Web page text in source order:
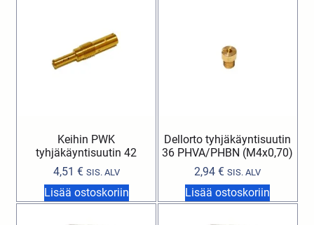
Keihin PWK
tyhjäkäyntisuutin 42
4,51 € SIS. ALV
Lisää ostoskoriin
Dellorto tyhjäkäyntisuutin
36 PHVA/PHBN (M4x0,70)
2,94€ SIS. ALV
Lisää ostoskoriin